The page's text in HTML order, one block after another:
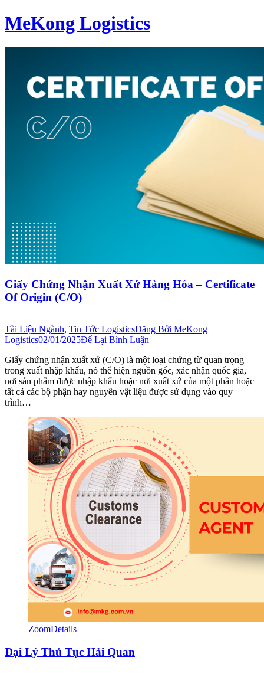
MeKong Logistics
Giấy Chứng Nhận Xuất Xứ Hàng Hóa – Certificate
Of Origin (C/O)
Tài Liệu Ngành, Tin Tức LogisticsĐăng Bởi MeKong
Logistics02/01/2025Để Lại Bình Luận
Giấy chứng nhận xuất xứ (C/O) là một loại chứng từ quan trọng
trong xuất nhập khẩu, nó thể hiện nguồn gốc, xác nhận quốc gia,
nơi sản phẩm được nhập khẩu hoặc nơi xuất xứ của một phần hoặc
tất cả các bộ phận hay nguyên vật liệu được sử dụng vào quy
trình…
ZoomDetails
Đại Lý Thủ Tục Hải Quan